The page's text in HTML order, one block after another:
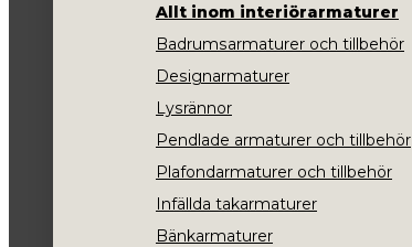
Allt inom interiörarmaturer
Badrumsarmaturer och tillbehör
Designarmaturer
Lysrännor
Pendlade armaturer och tillbehör
Plafondarmaturer och tillbehör
Infällda takarmaturer
Bänkarmaturer